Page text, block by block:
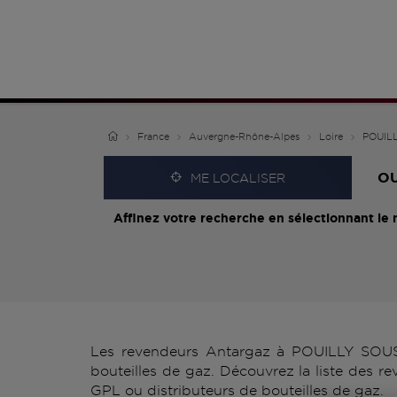
France Auvergne-Rhône-Alpes Loire
ME LOCALISER
Affinez votre recherche en sélectionnant le
Les revendeurs Antargaz à POUILLY
bouteilles de gaz. Découvrez la liste des
GPL ou distributeurs de bouteilles de gaz.